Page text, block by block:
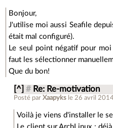
Bonjour,
J'utilise moi aussi Seafile
était mal configuré).
Le seul point négatif pour
faut les sélectionner
Que du bon!
[^] # Re: Re-motivation
Posté par Xaapyks le 26 avril
Voilà je viens d'installer le